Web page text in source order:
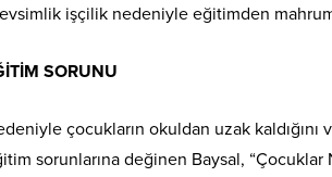
işçilik nedeniyle eğitimden mahrum
SORUNU
çocukların okuldan uzak kaldığını
sorunlarına değinen Baysal, “Çocuklar